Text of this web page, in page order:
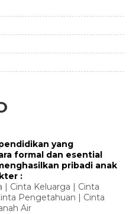
yang
formal dan esential
pribadi anak
:
| Cinta Keluarga | Cinta
Pengetahuan | Cinta
Air